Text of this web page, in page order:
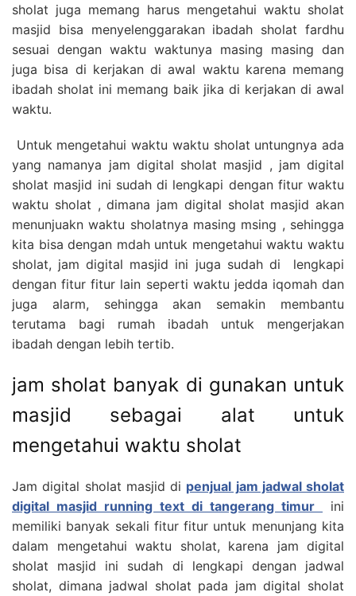
sholat juga memang harus mengetahui waktu sholat
masjid bisa menyelenggarakan ibadah sholat fardhu
sesuai dengan waktu waktunya masing masing dan
juga bisa di kerjakan di awal waktu karena memang
ibadah sholat ini memang baik jika di kerjakan di awal
waktu.
Untuk mengetahui waktu waktu sholat untungnya ada
yang namanya jam digital sholat masjid , jam digital
sholat masjid ini sudah di lengkapi dengan fitur waktu
waktu sholat , dimana jam digital sholat masjid akan
menunjuakn waktu sholatnya masing msing , sehingga
kita bisa dengan mdah untuk mengetahui waktu waktu
sholat, jam digital masjid ini juga sudah di lengkapi
dengan fitur fitur lain seperti waktu jedda iqomah dan
juga alarm, sehingga akan semakin membantu
terutama bagi rumah ibadah untuk mengerjakan
ibadah dengan lebih tertib.
jam sholat banyak di gunakan untuk
masjid sebagai alat untuk
mengetahui waktu sholat
Jam digital sholat masjid di penjual jam jadwal sholat
digital masjid running text di tangerang timur
ini
memiliki banyak sekali fitur fitur untuk menunjang kita
dalam mengetahui waktu sholat, karena jam digital
sholat masjid ini sudah di lengkapi dengan jadwal
sholat, dimana jadwal sholat pada jam digital sholat